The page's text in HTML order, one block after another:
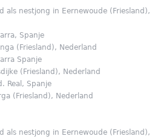
als nestjong in Eernewoude (Friesland),
Spanje
(Friesland), Nederland
Spanje
(Friesland), Nederland
Real, Spanje
(Friesland), Nederland
als nestjong in Eernewoude (Friesland),